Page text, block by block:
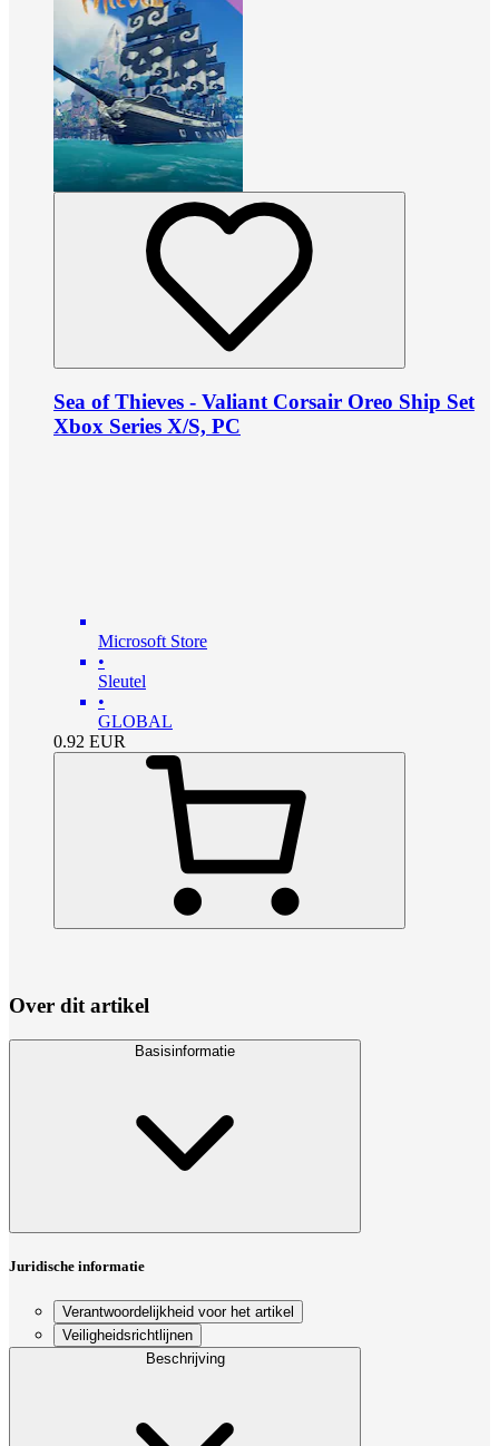
Sea of Thieves - Valiant Corsair Oreo Ship Set
Xbox Series X/S, PC
Microsoft Store
•
Sleutel
•
GLOBAL
0.92 EUR
Over dit artikel
Basisinformatie
Juridische informatie
Verantwoordelijkheid voor het artikel
Veiligheidsrichtlijnen
Beschrijving